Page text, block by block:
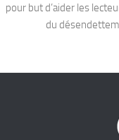
pour but d’aider les
du